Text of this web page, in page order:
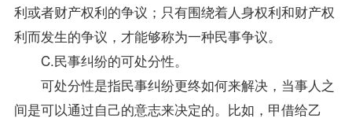
利或者财产权利的争议；只有围绕着人身权利和财产权
利而发生的争议，才能够称为一种民事争议。
C.民事纠纷的可处分性。
可处分性是指民事纠纷更终如何来解决，当事人之
间是可以通过自己的意志来决定的。比如，甲借给乙